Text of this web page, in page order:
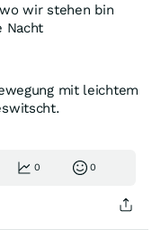
wir stehen bin
Nacht
mit leichtem
0 0